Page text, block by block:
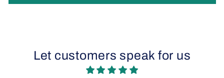
Let customers speak for us